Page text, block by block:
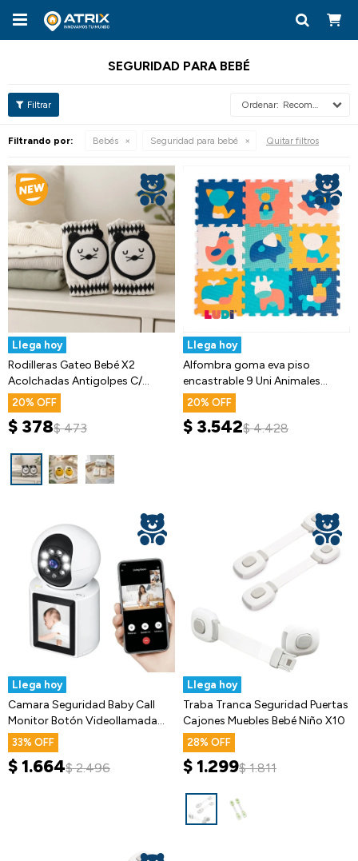

SEGURIDAD PARA BEBÉ
Recomendados
Filtrando por: Bebés Seguridad para bebé Quitar filtros
Llega hoy
Rodilleras Gateo Bebé X2
Acolchadas Antigolpes C/
Diseños
20
$ 378$ 473
Llega hoy
Alfombra goma eva piso
encastrable 9 Uni Animales
90x90 cm
20
$ 3.542$ 4.428
Llega hoy
Camara Seguridad Baby Call
Monitor Botón Videollamada
Audio
33
$ 1.664$ 2.496
Llega hoy
Traba Tranca Seguridad Puertas
Cajones Muebles Bebé Niño X10
28
$ 1.299$ 1.811